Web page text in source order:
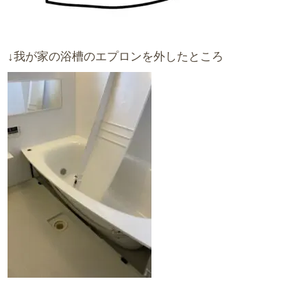
↓我が家の浴槽のエプロンを外したところ